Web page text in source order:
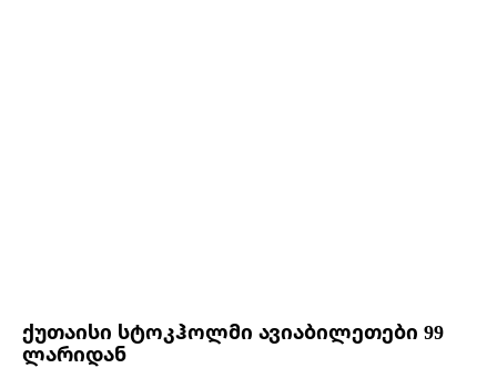
ქუთაისი სტოკჰოლმი ავიაბილეთები 99
ლარიდან